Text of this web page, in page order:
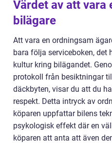
Värdet av att vara
bilägare
Att vara en ordningsam
bara följa serviceboken, det
kultur kring bilägandet.
protokoll från besiktningar
däckbyten, visar du att du
respekt. Detta intryck av
köparen uppfattar bilens
psykologisk effekt där en
köparen att anta att även